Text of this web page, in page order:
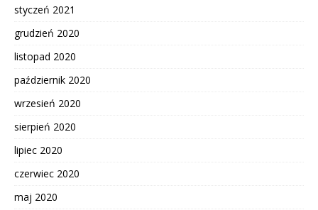
styczeń 2021
grudzień 2020
listopad 2020
październik 2020
wrzesień 2020
sierpień 2020
lipiec 2020
czerwiec 2020
maj 2020